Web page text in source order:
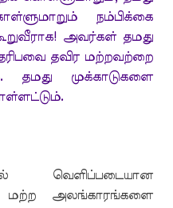
நம்பிக்கை
அவர்கள் தமது
தவிர மற்றவற்றை
தமது முக்காடுகளை
.
வெளிப்படையான
மற்ற அலங்காரங்களை